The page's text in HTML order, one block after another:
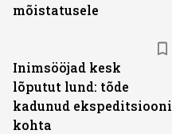
mõistatusele
Inimsööjad kesk
lõputut lund: tõde
kadunud ekspeditsiooni
kohta